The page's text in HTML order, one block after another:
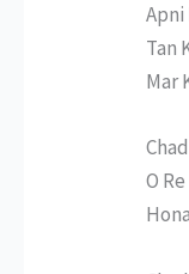
Apni
Tan
Mar
O